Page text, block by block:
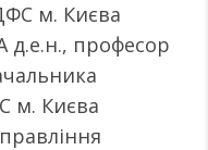
м. Києва
професор
м. Києва